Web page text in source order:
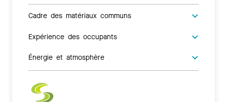
Cadre des matériaux communs
Expérience des occupants
Énergie et atmosphère